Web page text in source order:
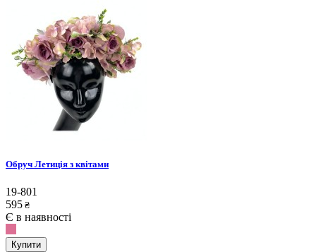
Обруч Летиція з квітами
19-801
595 ₴
Є в наявності
Купити